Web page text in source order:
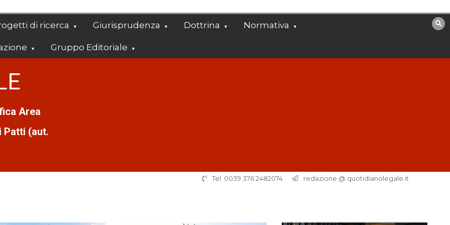
di ricerca Giurisprudenza Dottrina Normativa
Gruppo Editoriale
Area
Patti (aut.
Tel. 0039 376 2482074 redazione @ quotidianolegale.it